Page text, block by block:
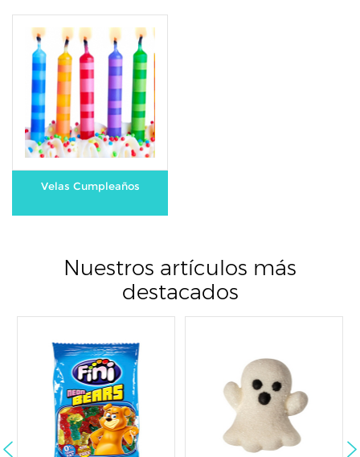
Velas Cumpleaños
Nuestros artículos más
destacados